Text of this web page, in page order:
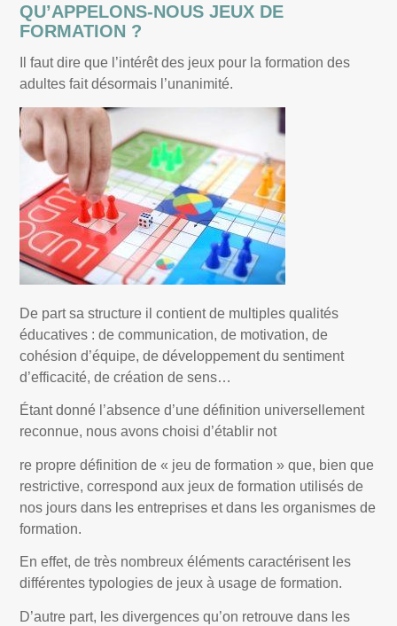
QU’APPELONS-NOUS JEUX DE
FORMATION ?
Il faut dire que l’intérêt des jeux pour la formation des
adultes fait désormais l’unanimité.
De part sa structure il contient de multiples qualités
éducatives : de communication, de motivation, de
cohésion d’équipe, de développement du sentiment
d’efficacité, de création de sens…
Étant donné l’absence d’une définition universellement
reconnue, nous avons choisi d’établir not
re propre définition de « jeu de formation » que, bien que
restrictive, correspond aux jeux de formation utilisés de
nos jours dans les entreprises et dans les organismes de
formation.
En effet, de très nombreux éléments caractérisent les
différentes typologies de jeux à usage de formation.
D’autre part, les divergences qu’on retrouve dans les